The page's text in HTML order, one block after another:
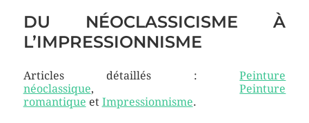
DU NÉOCLASSICISME À
L’IMPRESSIONNISME
Articles détaillés :Peinture
néoclassique,Peinture
romantique et Impressionnisme.